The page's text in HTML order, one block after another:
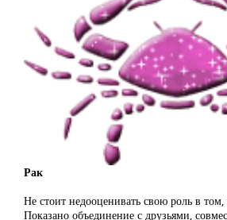
Рак
Не стоит недооценивать свою роль в том,
Показано объединение с друзьями,